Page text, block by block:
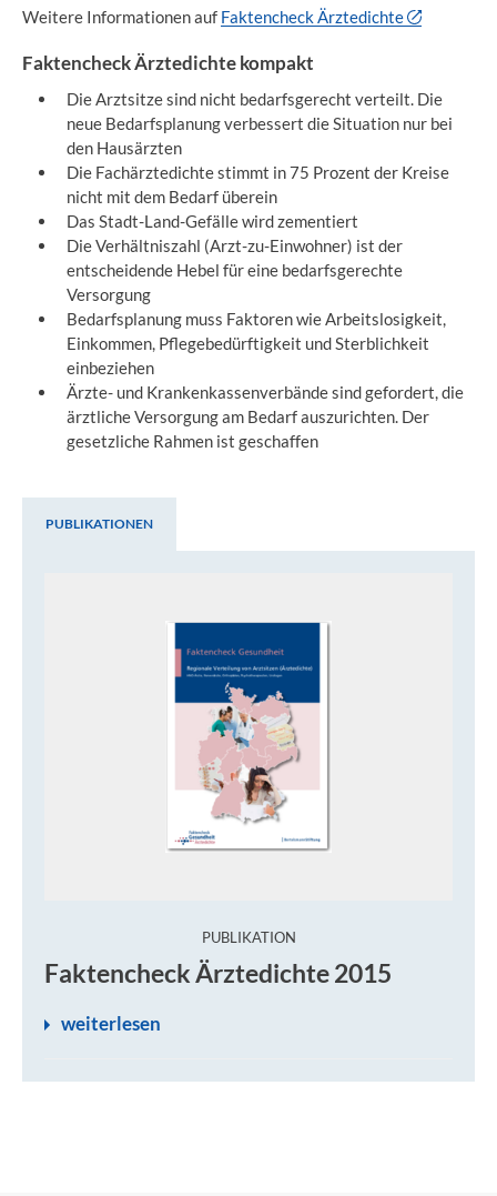
Weitere Informationen auf Faktencheck Ärztedichte
Faktencheck Ärztedichte kompakt
Die Arztsitze sind nicht bedarfsgerecht verteilt. Die
neue Bedarfsplanung verbessert die Situation nur bei
den Hausärzten
Die Fachärztedichte stimmt in 75 Prozent der Kreise
nicht mit dem Bedarf überein
Das Stadt-Land-Gefälle wird zementiert
Die Verhältniszahl (Arzt-zu-Einwohner) ist der
entscheidende Hebel für eine bedarfsgerechte
Versorgung
Bedarfsplanung muss Faktoren wie Arbeitslosigkeit,
Einkommen, Pflegebedürftigkeit und Sterblichkeit
einbeziehen
Ärzte- und Krankenkassenverbände sind gefordert, die
ärztliche Versorgung am Bedarf auszurichten. Der
gesetzliche Rahmen ist geschaffen
PUBLIKATIONEN
PUBLIKATION:
Faktencheck Ärztedichte 2015
weiterlesen